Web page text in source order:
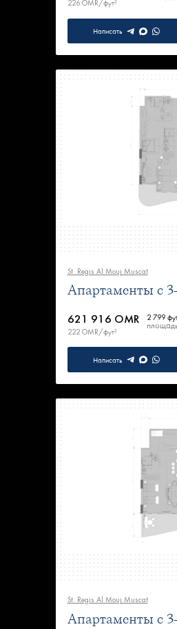
226 OMR/фут²
Написать
St. Regis Al Mouj Muscat
Апартаменты с
621 916 OMR
222 OMR/фут²
2 799
Написать
St. Regis Al Mouj Muscat
Апартаменты с